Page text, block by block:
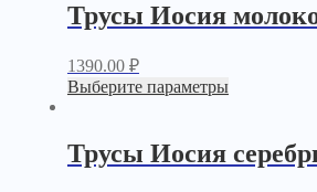
Трусы Иосия
1390.00 ₽
Выберите параметры
Трусы Иосия